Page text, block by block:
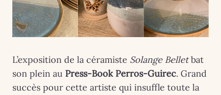
L’exposition de la céramiste Solange Belletbat
son plein au Press-Book Perros-Guirec. Grand
succès pour cette artiste qui insuffle toute la